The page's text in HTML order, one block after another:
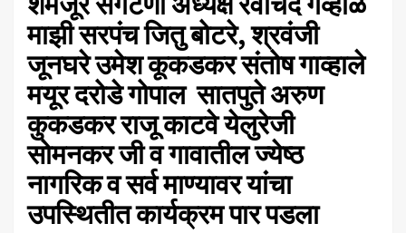
माझी सरपंच जितु बोटरे, श्रवंजी
जूनघरे उमेश कूकडकर संतोष गाव्हाले
मयूर दरोडे गोपाल सातपुते अरुण
कुकडकर राजू काटवे येलुरेजी
सोमनकर जी व गावातील ज्येष्ठ
नागरिक व सर्व माण्यावर यांचा
उपस्थितीत कार्यक्रम पार पडला